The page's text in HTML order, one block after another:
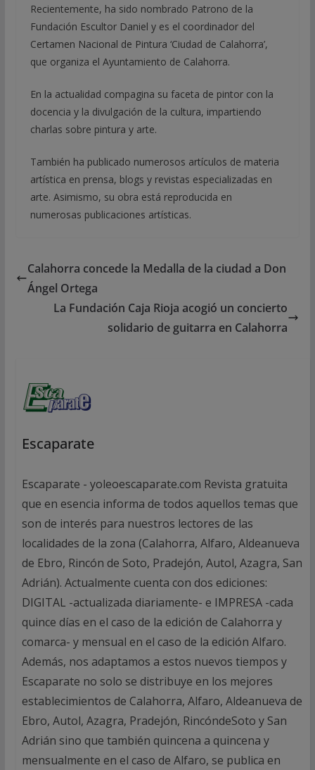
Recientemente, ha sido nombrado Patrono de la
Fundación Escultor Daniel y es el coordinador del
Certamen Nacional de Pintura ‘Ciudad de Calahorra’,
que organiza el Ayuntamiento de Calahorra.
En la actualidad compagina su faceta de pintor con la
docencia y la divulgación de la cultura, impartiendo
charlas sobre pintura y arte.
También ha publicado numerosos artículos de materia
artística en prensa, blogs y revistas especializadas en
arte. Asimismo, su obra está reproducida en
numerosas publicaciones artísticas.
Calahorra concede la Medalla de la ciudad a Don
Ángel Ortega
La Fundación Caja Rioja acogió un concierto
solidario de guitarra en Calahorra
Escaparate
Escaparate - yoleoescaparate.com Revista gratuita
que en esencia informa de todos aquellos temas que
son de interés para nuestros lectores de las
localidades de la zona (Calahorra, Alfaro, Aldeanueva
de Ebro, Rincón de Soto, Pradejón, Autol, Azagra, San
Adrián). Actualmente cuenta con dos ediciones:
DIGITAL -actualizada diariamente- e IMPRESA -cada
quince días en el caso de la edición de Calahorra y
comarca- y mensual en el caso de la edición Alfaro.
Además, nos adaptamos a estos nuevos tiempos y
Escaparate no solo se distribuye en los mejores
establecimientos de Calahorra, Alfaro, Aldeanueva de
Ebro, Autol, Azagra, Pradejón, RincóndeSoto y San
Adrián sino que también quincena a quincena y
mensualmente en el caso de Alfaro, se publica en